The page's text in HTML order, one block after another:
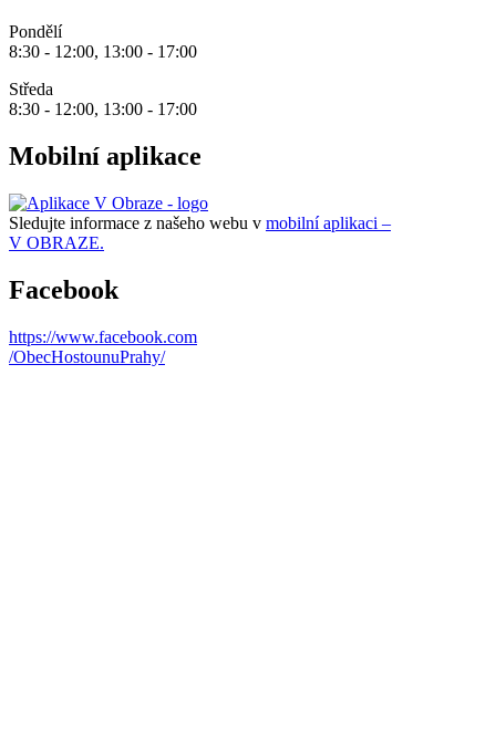
Pondělí
8:30 - 12:00, 13:00 - 17:00
Středa
8:30 - 12:00, 13:00 - 17:00
Mobilní aplikace
Sledujte informace z našeho webu v mobilní aplikaci –
V OBRAZE.
Facebook
https://www.facebook.com
/ObecHostounuPrahy/